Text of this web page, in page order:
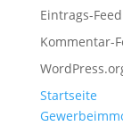
Eintrags-Feed
Kommentar-
Startseite